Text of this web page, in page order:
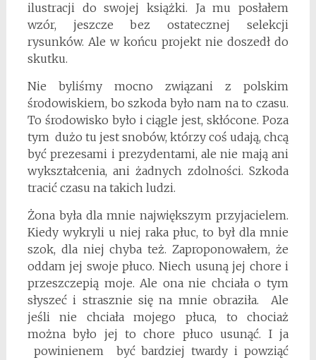
ilustracji do swojej książki. Ja mu posłałem
wzór, jeszcze bez ostatecznej selekcji
rysunków. Ale w końcu projekt nie doszedł do
skutku.
Nie byliśmy mocno związani z polskim
środowiskiem, bo szkoda było nam na to czasu.
To środowisko było i ciągle jest, skłócone. Poza
tym dużo tu jest snobów, którzy coś udają, chcą
być prezesami i prezydentami, ale nie mają ani
wykształcenia, ani żadnych zdolności. Szkoda
tracić czasu na takich ludzi.
Żona była dla mnie największym przyjacielem.
Kiedy wykryli u niej raka płuc, to był dla mnie
szok, dla niej chyba też. Zaproponowałem, że
oddam jej swoje płuco. Niech usuną jej chore i
przeszczepią moje. Ale ona nie chciała o tym
słyszeć i strasznie się na mnie obraziła. Ale
jeśli nie chciała mojego płuca, to chociaż
można było jej to chore płuco usunąć. I ja
powinienem być bardziej twardy i powziąć